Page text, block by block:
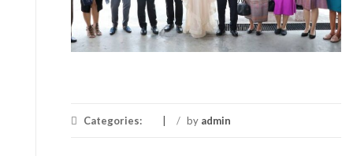
Categories: / by admin